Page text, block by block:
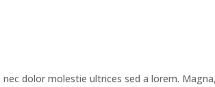
dolor molestie ultrices sed a lorem.